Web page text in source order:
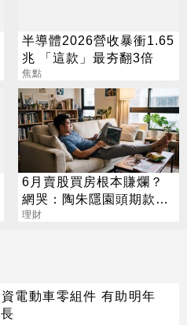
半導體2026營收暴衝1.65
兆 「這款」最夯翻3倍
焦點
6月賣股買房根本賺爛？
網哭：陶朱隱園頭期款已
賠光
理財
電動車零組件 有助明年